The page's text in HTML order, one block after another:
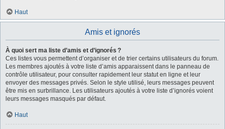
Haut
Amis et ignorés
À quoi sert ma liste d’amis et d’ignorés ?
Ces listes vous permettent d’organiser et de trier certains utilisateurs du forum.
Les membres ajoutés à votre liste d’amis apparaissent dans le panneau de
contrôle utilisateur, pour consulter rapidement leur statut en ligne et leur
envoyer des messages privés. Selon le style utilisé, leurs messages peuvent
être mis en surbrillance. Les utilisateurs ajoutés à votre liste d’ignorés voient
leurs messages masqués par défaut.
Haut